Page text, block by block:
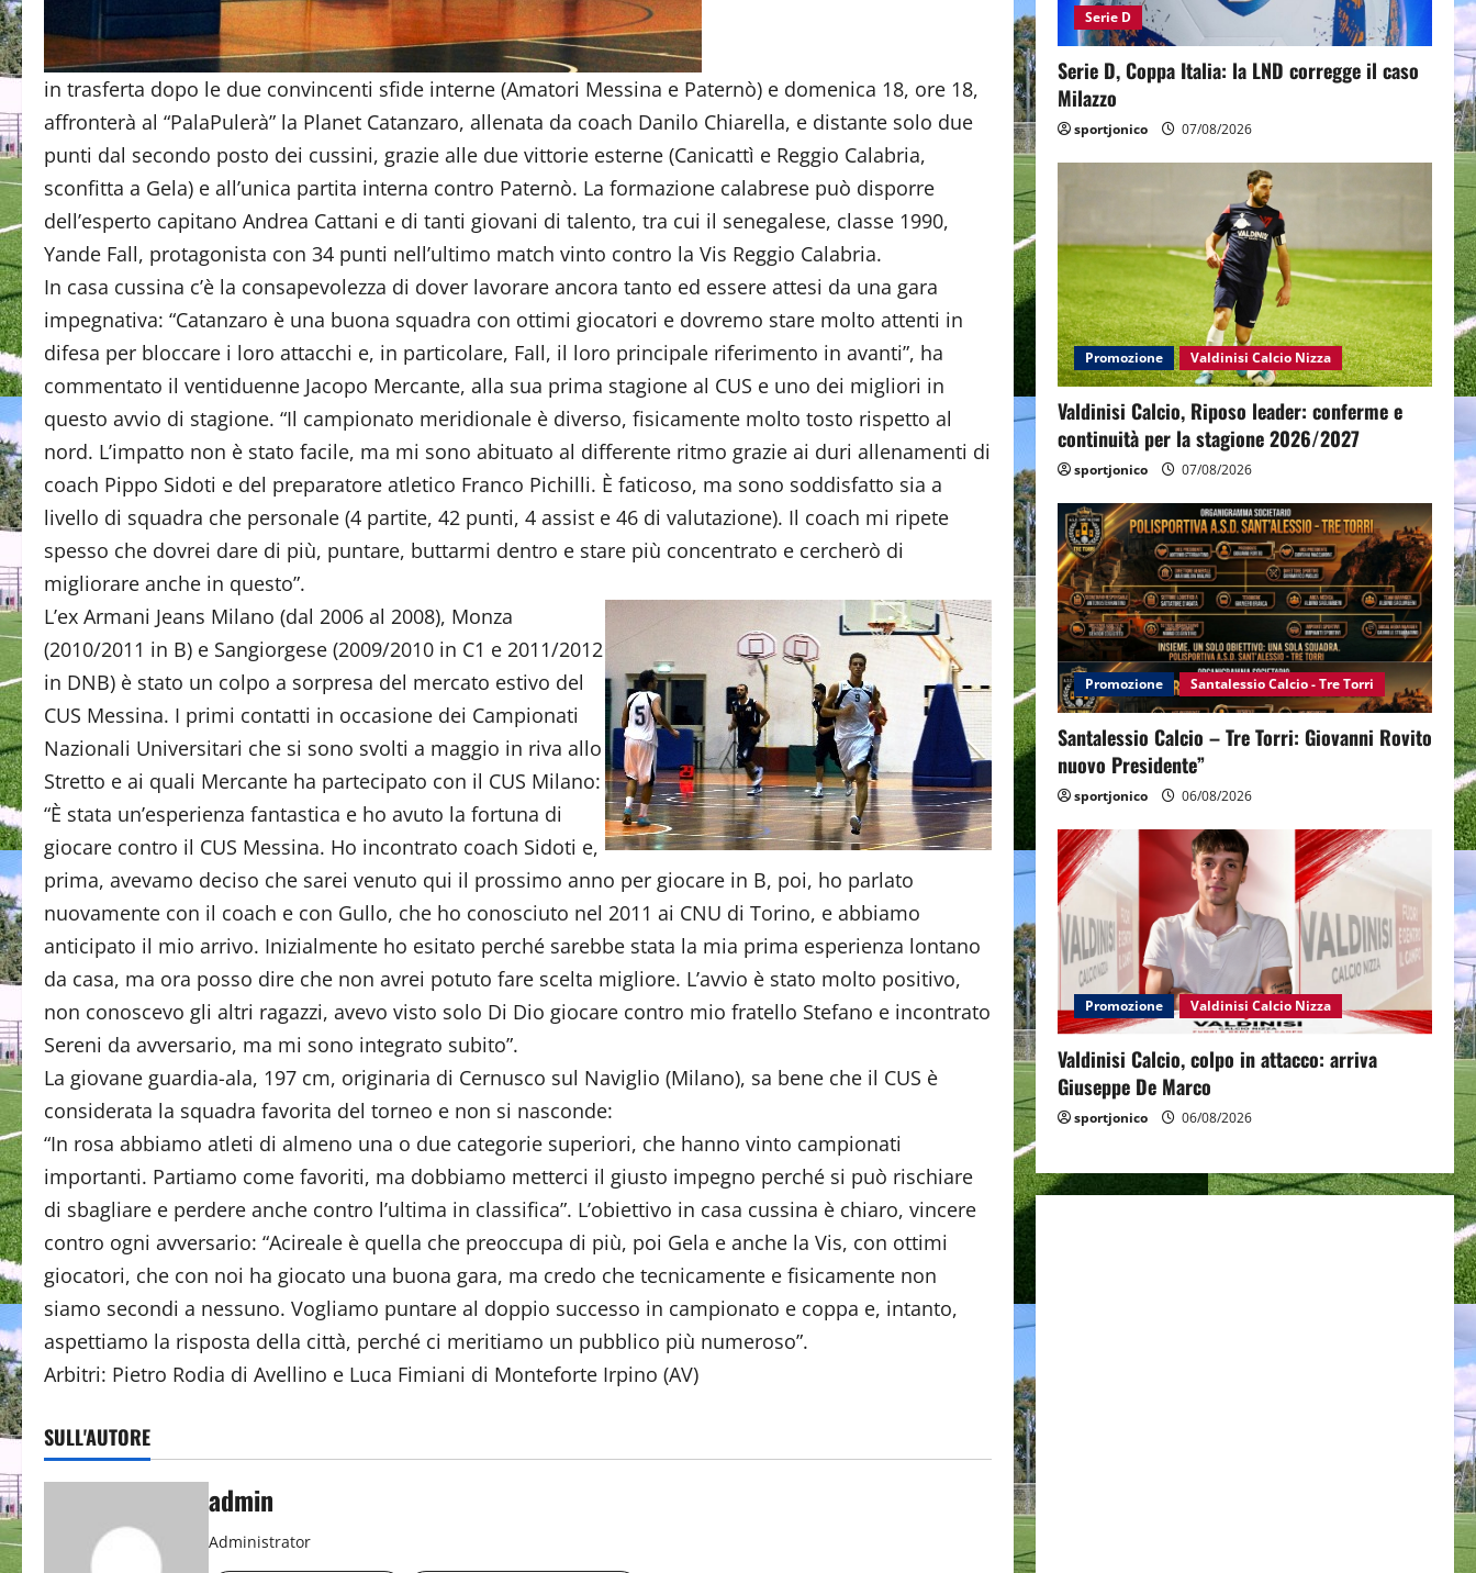
in trasferta dopo le due convincenti sfide interne (Amatori Messina e Paternò) e domenica 18, ore 18,
affronterà al “PalaPulerà” la Planet Catanzaro, allenata da coach Danilo Chiarella, e distante solo due
punti dal secondo posto dei cussini, grazie alle due vittorie esterne (Canicattì e Reggio Calabria,
sconfitta a Gela) e all’unica partita interna contro Paternò. La formazione calabrese può disporre
dell’esperto capitano Andrea Cattani e di tanti giovani di talento, tra cui il senegalese, classe 1990,
Yande Fall, protagonista con 34 punti nell’ultimo match vinto contro la Vis Reggio Calabria.
In casa cussina c’è la consapevolezza di dover lavorare ancora tanto ed essere attesi da una gara
impegnativa: “Catanzaro è una buona squadra con ottimi giocatori e dovremo stare molto attenti in
difesa per bloccare i loro attacchi e, in particolare, Fall, il loro principale riferimento in avanti”, ha
commentato il ventiduenne Jacopo Mercante, alla sua prima stagione al CUS e uno dei migliori in
questo avvio di stagione. “Il campionato meridionale è diverso, fisicamente molto tosto rispetto al
nord. L’impatto non è stato facile, ma mi sono abituato al differente ritmo grazie ai duri allenamenti di
coach Pippo Sidoti e del preparatore atletico Franco Pichilli. È faticoso, ma sono soddisfatto sia a
livello di squadra che personale (4 partite, 42 punti, 4 assist e 46 di valutazione). Il coach mi ripete
spesso che dovrei dare di più, puntare, buttarmi dentro e stare più concentrato e cercherò di
migliorare anche in questo”.
L’ex Armani Jeans Milano (dal 2006 al 2008), Monza
(2010/2011 in B) e Sangiorgese (2009/2010 in C1 e 2011/2012
in DNB) è stato un colpo a sorpresa del mercato estivo del
CUS Messina. I primi contatti in occasione dei Campionati
Nazionali Universitari che si sono svolti a maggio in riva allo
Stretto e ai quali Mercante ha partecipato con il CUS Milano:
“È stata un’esperienza fantastica e ho avuto la fortuna di
giocare contro il CUS Messina. Ho incontrato coach Sidoti e,
prima, avevamo deciso che sarei venuto qui il prossimo anno per giocare in B, poi, ho parlato
nuovamente con il coach e con Gullo, che ho conosciuto nel 2011 ai CNU di Torino, e abbiamo
anticipato il mio arrivo. Inizialmente ho esitato perché sarebbe stata la mia prima esperienza lontano
da casa, ma ora posso dire che non avrei potuto fare scelta migliore. L’avvio è stato molto positivo,
non conoscevo gli altri ragazzi, avevo visto solo Di Dio giocare contro mio fratello Stefano e incontrato
Sereni da avversario, ma mi sono integrato subito”.
La giovane guardia-ala, 197 cm, originaria di Cernusco sul Naviglio (Milano), sa bene che il CUS è
considerata la squadra favorita del torneo e non si nasconde:
“In rosa abbiamo atleti di almeno una o due categorie superiori, che hanno vinto campionati
importanti. Partiamo come favoriti, ma dobbiamo metterci il giusto impegno perché si può rischiare
di sbagliare e perdere anche contro l’ultima in classifica”. L’obiettivo in casa cussina è chiaro, vincere
contro ogni avversario: “Acireale è quella che preoccupa di più, poi Gela e anche la Vis, con ottimi
giocatori, che con noi ha giocato una buona gara, ma credo che tecnicamente e fisicamente non
siamo secondi a nessuno. Vogliamo puntare al doppio successo in campionato e coppa e, intanto,
aspettiamo la risposta della città, perché ci meritiamo un pubblico più numeroso”.
Arbitri: Pietro Rodia di Avellino e Luca Fimiani di Monteforte Irpino (AV)
SULL'AUTORE
admin
Administrator
Serie D
Serie D, Coppa Italia: la LND corregge il caso
Milazzo
sportjonico 07/08/2026
Promozione Valdinisi Calcio Nizza
Valdinisi Calcio, Riposo leader: conferme e
continuità per la stagione 2026/2027
sportjonico 07/08/2026
Promozione Santalessio Calcio - Tre Torri
Santalessio Calcio – Tre Torri: Giovanni Rovito
nuovo Presidente”
sportjonico 06/08/2026
Promozione Valdinisi Calcio Nizza
Valdinisi Calcio, colpo in attacco: arriva
Giuseppe De Marco
sportjonico 06/08/2026